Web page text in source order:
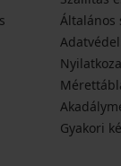
Általános
Gyakori